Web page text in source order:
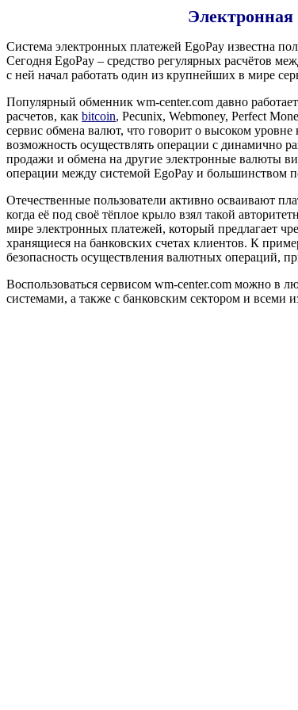
Электронная
Система электронных платежей EgoPay известна
Сегодня EgoPay – средство регулярных расчётов
с ней начал работать один из крупнейших в мире
Популярный обменник wm-center.com давно
расчетов, как bitcoin, Pecunix, Webmoney, Perfect
сервис обмена валют, что говорит о высоком
возможность осуществлять операции с динамично
продажи и обмена на другие электронные валюты
операции между системой EgoPay и большинством
Отечественные пользователи активно осваивают
когда её под своё тёплое крыло взял такой
мире электронных платежей, который предлагает
хранящиеся на банковских счетах клиентов. К
безопасность осуществления валютных операций,
Воспользоваться сервисом wm-center.com можно в
системами, а также с банковским сектором и всеми